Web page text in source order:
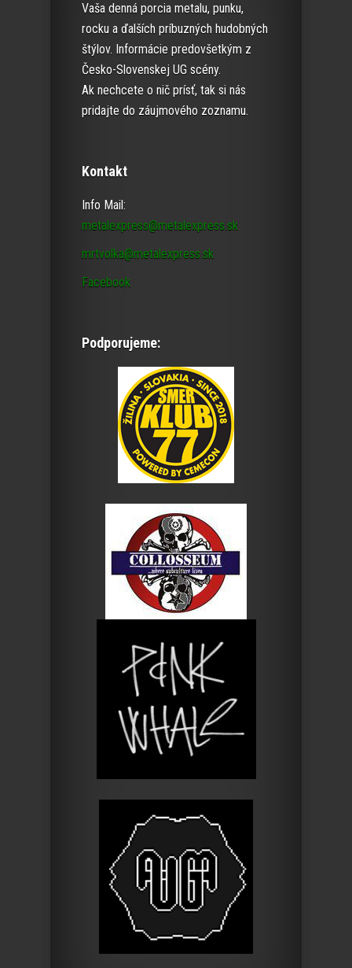
Vaša denná porcia metalu, punku,
rocku a ďalších príbuzných hudobných
štýlov. Informácie predovšetkým z
Česko-Slovenskej UG scény.
Ak nechcete o nič prísť, tak si nás
pridajte do záujmového zoznamu.
Kontakt
Info Mail:
metalexpress@metalexpress.sk
mrtvolka@metalexpress.sk
Facebook
Podporujeme: